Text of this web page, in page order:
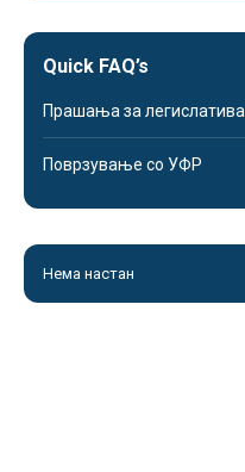
Quick FAQ’s
Прашања за легислатива
Поврзување со УФР
Нема настан